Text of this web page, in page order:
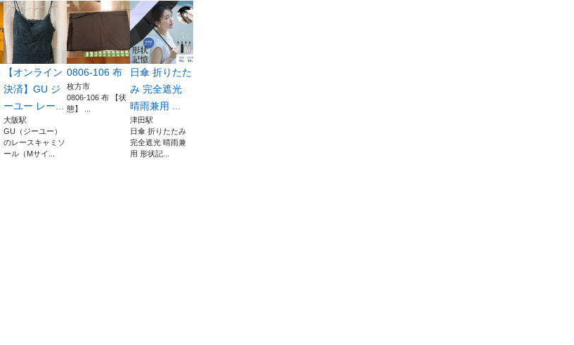
【オンライン
決済】GU ジ
ーユー レー...
大阪駅
GU（ジーユー）
のレースキャミソ
ール（Mサイ...
0806-106 布
枚方市
0806-106 布 【状
態】 ...
日傘 折りたた
み 完全遮光
晴雨兼用 ...
津田駅
日傘 折りたたみ
完全遮光 晴雨兼
用 形状記...